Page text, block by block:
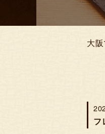
大
フ